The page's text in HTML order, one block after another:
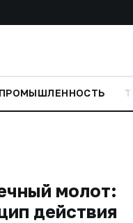
ПРОМЫШЛЕННОСТЬ
молот:
действия